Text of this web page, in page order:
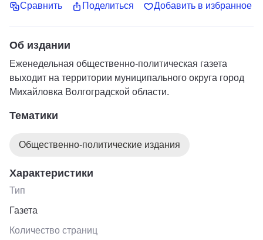
Сравнить Поделиться Добавить в избранное
Об издании
Еженедельная общественно-политическая газета
выходит на территории муниципального округа город
Михайловка Волгоградской области.
Тематики
Общественно-политические издания
Характеристики
Тип
Газета
Количество страниц